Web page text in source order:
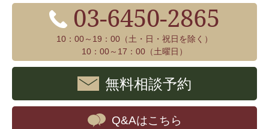
03-6450-2865
10：00～19：00（土・日・祝日を除く）
10：00～17：00（土曜日）
無料相談予約
Q&Aはこちら